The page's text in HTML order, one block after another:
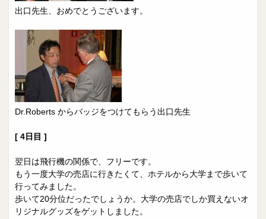
出口先生、おめでとうございます。
Dr.Roberts からバッジをつけてもらう出口先生
[ 4日目 ]
翌日は飛行機の関係で、フリーです。
もう一度大学の売店に行きたくて、ホテルから大学まで歩いて
行ってみました。
歩いて20分位だったでしょうか。大学の売店でしか買えないオ
リジナルグッズをゲットしました。